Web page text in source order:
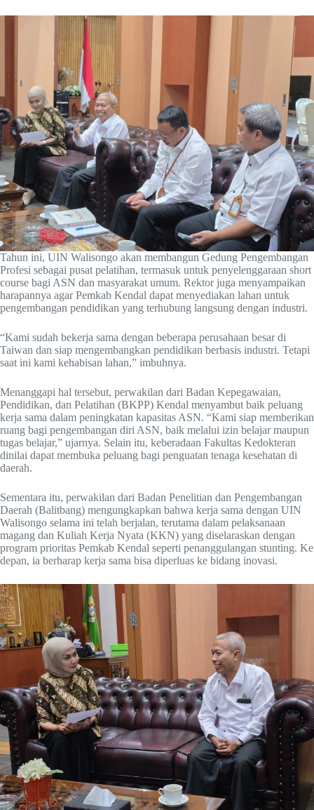
Tahun ini, UIN Walisongo akan membangun Gedung Pengembangan
Profesi sebagai pusat pelatihan, termasuk untuk penyelenggaraan short
course bagi ASN dan masyarakat umum. Rektor juga menyampaikan
harapannya agar Pemkab Kendal dapat menyediakan lahan untuk
pengembangan pendidikan yang terhubung langsung dengan industri.
“Kami sudah bekerja sama dengan beberapa perusahaan besar di
Taiwan dan siap mengembangkan pendidikan berbasis industri. Tetapi
saat ini kami kehabisan lahan,” imbuhnya.
Menanggapi hal tersebut, perwakilan dari Badan Kepegawaian,
Pendidikan, dan Pelatihan (BKPP) Kendal menyambut baik peluang
kerja sama dalam peningkatan kapasitas ASN. “Kami siap memberikan
ruang bagi pengembangan diri ASN, baik melalui izin belajar maupun
tugas belajar,” ujarnya. Selain itu, keberadaan Fakultas Kedokteran
dinilai dapat membuka peluang bagi penguatan tenaga kesehatan di
daerah.
Sementara itu, perwakilan dari Badan Penelitian dan Pengembangan
Daerah (Balitbang) mengungkapkan bahwa kerja sama dengan UIN
Walisongo selama ini telah berjalan, terutama dalam pelaksanaan
magang dan Kuliah Kerja Nyata (KKN) yang diselaraskan dengan
program prioritas Pemkab Kendal seperti penanggulangan stunting. Ke
depan, ia berharap kerja sama bisa diperluas ke bidang inovasi.